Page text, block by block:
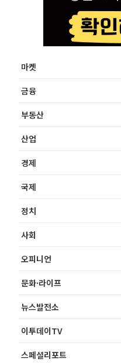
마켓
금융
부동산
산업
경제
국제
정치
사회
오피니언
문화·라이프
뉴스발전소
이투데이TV
스페셜리포트